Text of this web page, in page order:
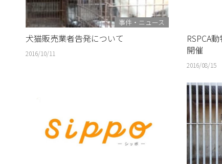
事件・ニュース
犬猫販売業者告発について
2016/10/11
RSPCA
開催
2016/08/15